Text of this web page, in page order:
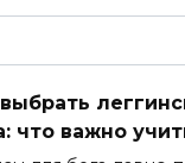
что важно